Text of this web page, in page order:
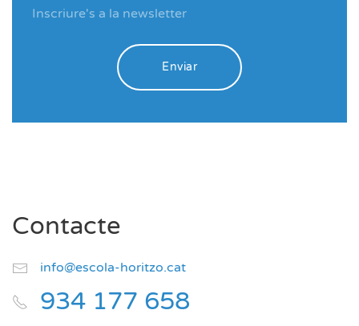
Enviar
Contacte
info@escola-horitzo.cat
934 177 658